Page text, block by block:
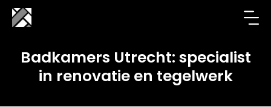
Badkamers Utrecht: specialist
in renovatie en tegelwerk